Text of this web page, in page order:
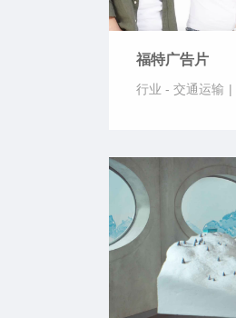
福特广告片
行业 - 交通运输 |